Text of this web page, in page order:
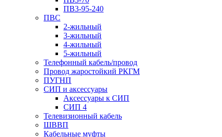
ПВ3-95-240
ПВС
2-жильный
3-жильный
4-жильный
5-жильный
Телефонный кабель/провод
Провод жаростойкий РКГМ
ПУГНП
СИП и аксессуары
Аксессуары к СИП
СИП 4
Телевизионный кабель
ШВВП
Кабельные муфты